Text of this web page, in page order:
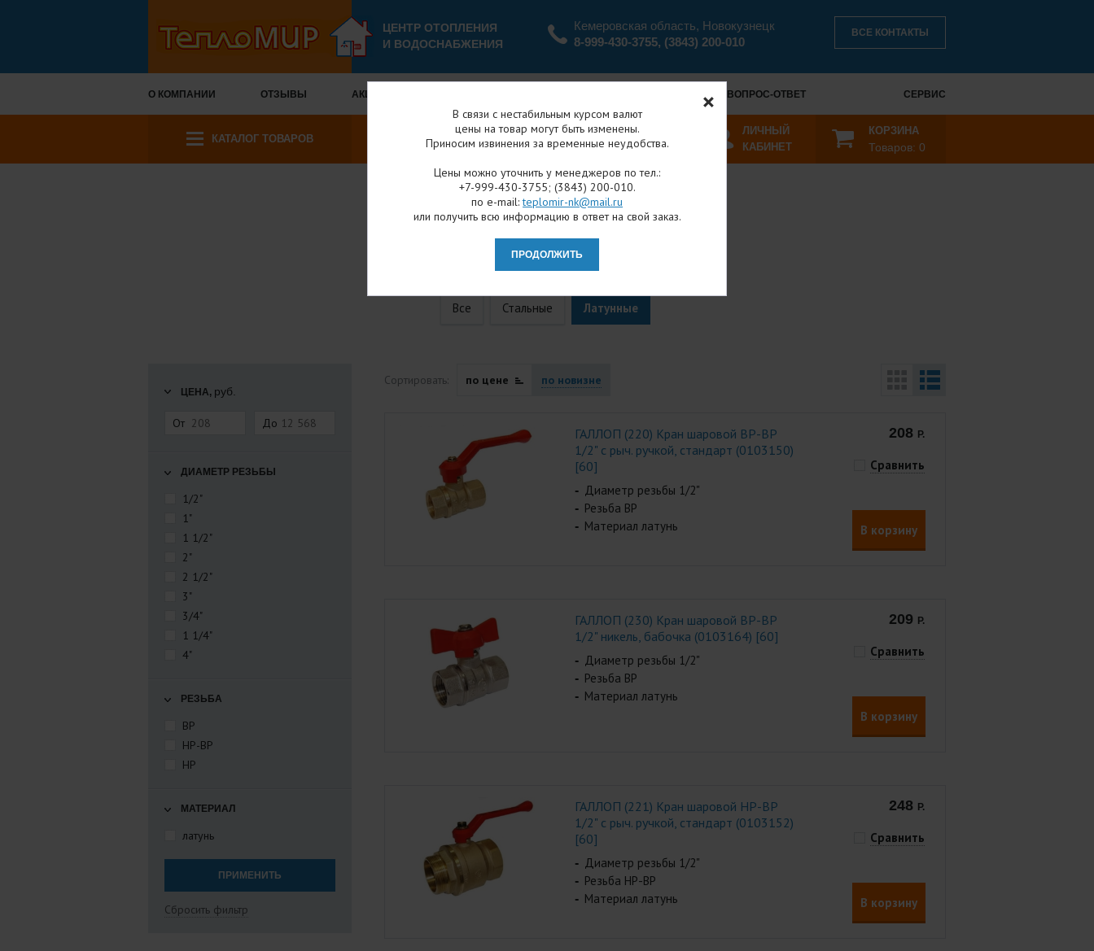
ЦЕНТР ОТОПЛЕНИЯ
И ВОДОСНАБЖЕНИЯ
Кемеровская область, Новокузнецк
8-999-430-3755, (3843) 200-010
ВСЕ КОНТАКТЫ
О КОМПАНИИ ОТЗЫВЫ АКЦИИ И СКИДКИ ВОПРОС-ОТВЕТ СЕРВИС
КАТАЛОГ ТОВАРОВ
ЛИЧНЫЙ
КАБИНЕТ
КОРЗИНА
Товаров: 0
Каталог товаров Шаровые краны
СТАЛЬНЫЕ КРАНЫ
Все Стальные Латунные
ЦЕНА, руб.
От До
ДИАМЕТР РЕЗЬБЫ
1/2"
1"
1 1/2"
2"
2 1/2"
3"
3/4"
1 1/4"
4"
РЕЗЬБА
ВР
НР-ВР
НР
МАТЕРИАЛ
латунь
Сбросить фильтр
Сортировать: по цене по новизне
ГАЛЛОП (220) Кран шаровой ВР-ВР
1/2" с рыч. ручкой, стандарт (0103150)
[60]
Диаметр резьбы 1/2"
Резьба ВР
Материал латунь
208 Р.
Сравнить
В корзину
ГАЛЛОП (230) Кран шаровой ВР-ВР
1/2" никель, бабочка (0103164) [60]
Диаметр резьбы 1/2"
Резьба ВР
Материал латунь
209 Р.
Сравнить
В корзину
ГАЛЛОП (221) Кран шаровой НР-ВР
1/2" с рыч. ручкой, стандарт (0103152)
[60]
Диаметр резьбы 1/2"
Резьба НР-ВР
Материал латунь
248 Р.
Сравнить
В корзину
В связи с нестабильным курсом валют
цены на товар могут быть изменены.
Приносим извинения за временные неудобства.
Цены можно уточнить у менеджеров по тел.:
+7-999-430-3755; (3843) 200-010.
по e-mail:teplomir-nk@mail.ru
или получить всю информацию в ответ на свой заказ.